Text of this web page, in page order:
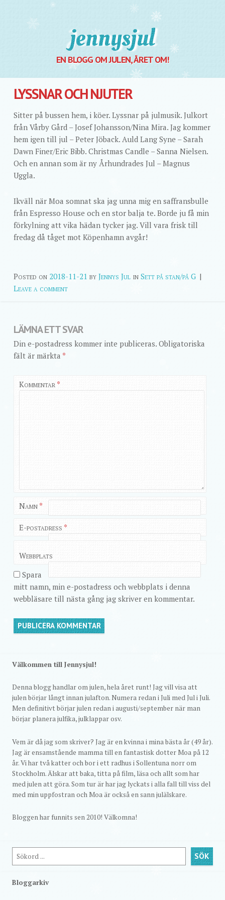
Jennysjul
EN BLOGG OM JULEN, ÅRET OM!
LYSSNAR OCH NJUTER
Sitter på bussen hem, i köer. Lyssnar på julmusik. Julkort
från Vårby Gård – Josef Johansson/Nina Mira. Jag kommer
hem igen till jul – Peter Jöback. Auld Lang Syne – Sarah
Dawn Finer/Eric Bibb. Christmas Candle – Sanna Nielsen.
Och en annan som är ny Århundrades Jul – Magnus
Uggla.
Ikväll när Moa somnat ska jag unna mig en saffransbulle
från Espresso House och en stor balja te. Borde ju få min
förkylning att vika hädan tycker jag. Vill vara frisk till
fredag då tåget mot Köpenhamn avgår!
Posted on 2018-11-21 by Jennys Jul in Sett på stan/på G |
Leave a comment
LÄMNA ETT SVAR
Din e-postadress kommer inte publiceras. Obligatoriska
fält är märkta *
Kommentar *
Namn *
E-postadress *
Webbplats
Spara
mitt namn, min e-postadress och webbplats i denna
webbläsare till nästa gång jag skriver en kommentar.
Välkommen till Jennysjul!
Denna blogg handlar om julen, hela året runt! Jag vill visa att
julen börjar långt innan julafton. Numera redan i Juli med Jul i Juli.
Men definitivt börjar julen redan i augusti/september när man
börjar planera julfika, julklappar osv.
Vem är då jag som skriver? Jag är en kvinna i mina bästa år (49 år).
Jag är ensamstående mamma till en fantastisk dotter Moa på 12
år. Vi har två katter och bor i ett radhus i Sollentuna norr om
Stockholm. Älskar att baka, titta på film, läsa och allt som har
med julen att göra. Som tur är har jag lyckats i alla fall till viss del
med min uppfostran och Moa är också en sann julälskare.
Bloggen har funnits sen 2010! Välkomna!
Sök SÖK
Bloggarkiv